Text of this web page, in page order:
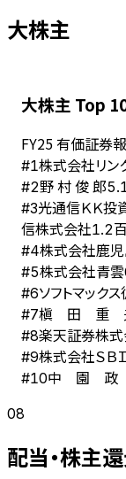
大株主
大株主 Top
FY25 有価証券
#1株式会社リン
#2野 村 俊 郎
#3光通信ＫＫ
信株式会社1.2
#4株式会社鹿
#5株式会社青雲
#6ソフトマック
#7槇 田 重
#8楽天証券株
#9株式会社ＳＢ
#10中 園 政
08
配当・株主